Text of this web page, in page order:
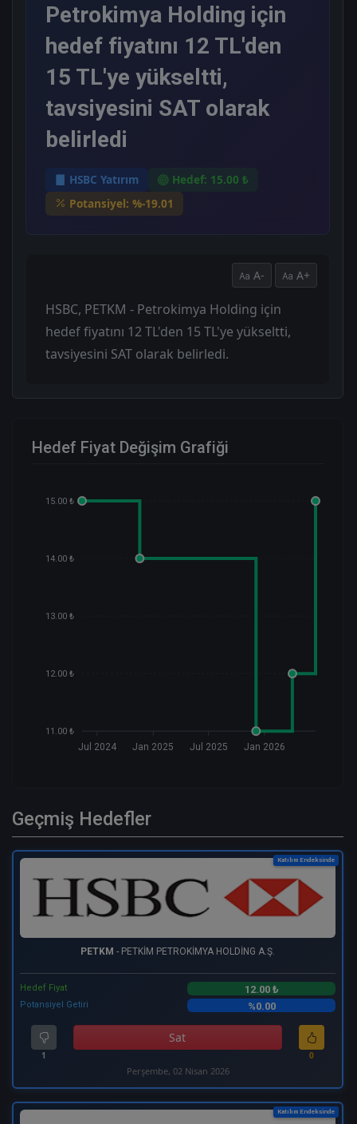
Petrokimya Holding için
hedef fiyatını 12 TL'den
15 TL'ye yükseltti,
tavsiyesini SAT olarak
belirledi
HSBC Yatırım
Hedef: 15.00 ₺
Potansiyel: %-19.01
A- A+
HSBC, PETKM - Petrokimya Holding için
hedef fiyatını 12 TL'den 15 TL'ye yükseltti,
tavsiyesini SAT olarak belirledi.
Hedef Fiyat Değişim Grafiği
15.00 ₺
14.00 ₺
13.00 ₺
12.00 ₺
11.00 ₺
Jul 2024 Jan 2025 Jul 2025 Jan 2026
Geçmiş Hedefler
Katılım Endeksinde
PETKM - PETKİM PETROKİMYA HOLDİNG A.Ş.
Hedef Fiyat 12.00 ₺
Potansiyel Getiri %0.00
1
Sat
0
Perşembe, 02 Nisan 2026
Katılım Endeksinde